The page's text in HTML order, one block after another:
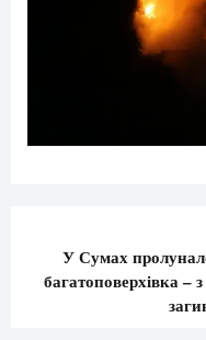
У Сумах
багатоповерхівка –